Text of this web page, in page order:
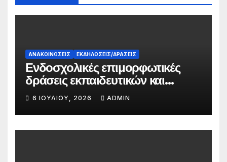
ΑΝΑΚΟΙΝΏΣΕΙΣ ΕΚΔΗΛΏΣΕΙΣ/ΔΡΆΣΕΙΣ
Ενδοσχολικές επιμορφωτικές
δράσεις εκπαιδευτικών και
γονέων
6 ΙΟΥΛΊΟΥ, 2026 ADMIN